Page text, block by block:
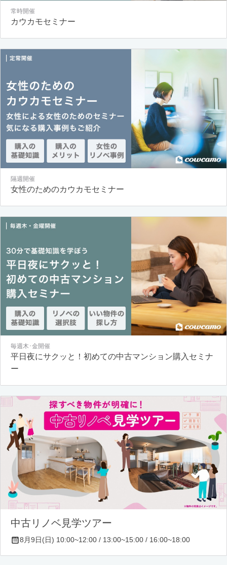
常時開催
カウカモセミナー
隔週開催
女性のためのカウカモセミナー
毎週木･金開催
平日夜にサクッと！初めての中古マンション購入セミナ
ー
中古リノベ見学ツアー
8月9日(日) 10:00~12:00 / 13:00~15:00 / 16:00~18:00